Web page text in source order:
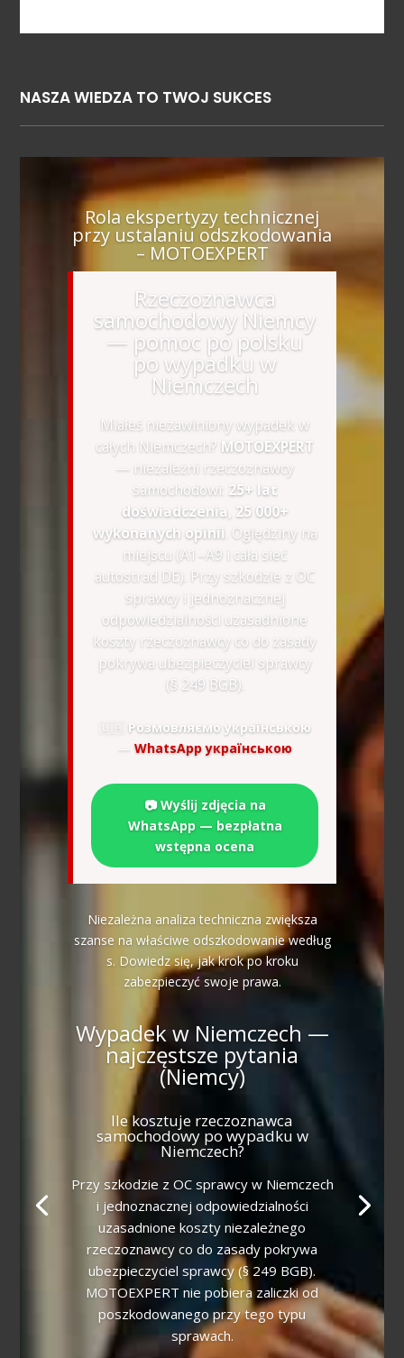
NASZA WIEDZA TO TWOJ SUKCES
Rola ekspertyzy technicznej
przy ustalaniu odszkodowania
– MOTOEXPERT
Rzeczoznawca
samochodowy Niemcy
— pomoc po polsku
po wypadku w
Niemczech
Miałeś niezawiniony wypadek w
całych Niemczech? MOTOEXPERT
— niezależni rzeczoznawcy
samochodowi: 25+ lat
doświadczenia, 25 000+
wykonanych opinii . Oględziny na
miejscu (A1–A9 i cała sieć
autostrad DE). Przy szkodzie z OC
sprawcy i jednoznacznej
odpowiedzialności uzasadnione
koszty rzeczoznawcy co do zasady
pokrywa ubezpieczyciel sprawcy
(§ 249 BGB).
🇺🇦 Розмовляємо українською
— WhatsApp українською
📷 Wyślij zdjęcia na
WhatsApp — bezpłatna
wstępna ocena
Niezależna analiza techniczna zwiększa
szanse na właściwe odszkodowanie według
s. Dowiedz się, jak krok po kroku
zabezpieczyć swoje prawa.
Wypadek w Niemczech —
najczęstsze pytania
(Niemcy)
Ile kosztuje rzeczoznawca
samochodowy po wypadku w
Niemczech?
Przy szkodzie z OC sprawcy w Niemczech
i jednoznacznej odpowiedzialności
uzasadnione koszty niezależnego
rzeczoznawcy co do zasady pokrywa
ubezpieczyciel sprawcy (§ 249 BGB).
MOTOEXPERT nie pobiera zaliczki od
poszkodowanego przy tego typu
sprawach.